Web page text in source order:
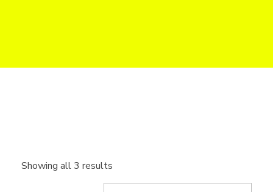
Web do Biznesu
Showing all 3 results